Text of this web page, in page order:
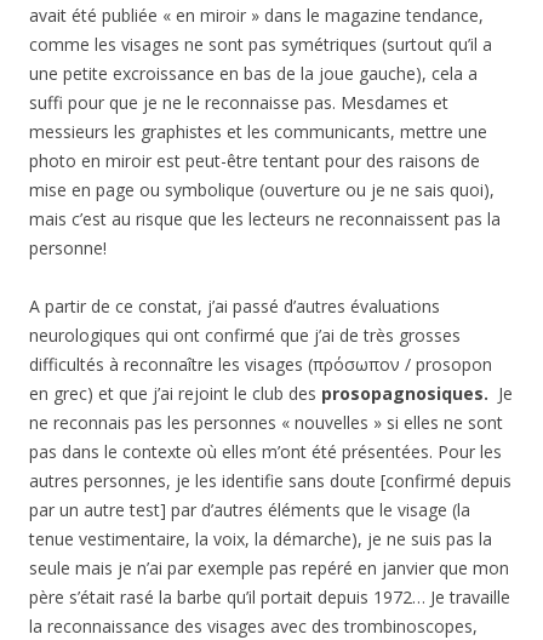
avait été publiée « en miroir » dans le magazine tendance,
comme les visages ne sont pas symétriques (surtout qu’il a
une petite excroissance en bas de la joue gauche), cela a
suffi pour que je ne le reconnaisse pas. Mesdames et
messieurs les graphistes et les communicants, mettre une
photo en miroir est peut-être tentant pour des raisons de
mise en page ou symbolique (ouverture ou je ne sais quoi),
mais c’est au risque que les lecteurs ne reconnaissent pas la
personne!
A partir de ce constat, j’ai passé d’autres évaluations
neurologiques qui ont confirmé que j’ai de très grosses
difficultés à reconnaître les visages (πρόσωπον / prosopon
en grec) et que j’ai rejoint le club des prosopagnosiques. Je
ne reconnais pas les personnes « nouvelles » si elles ne sont
pas dans le contexte où elles m’ont été présentées. Pour les
autres personnes, je les identifie sans doute [confirmé depuis
par un autre test] par d’autres éléments que le visage (la
tenue vestimentaire, la voix, la démarche), je ne suis pas la
seule mais je n’ai par exemple pas repéré en janvier que mon
père s’était rasé la barbe qu’il portait depuis 1972… Je travaille
la reconnaissance des visages avec des trombinoscopes,